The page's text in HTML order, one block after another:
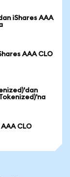
iShares AAA
AAA CLO
CLO